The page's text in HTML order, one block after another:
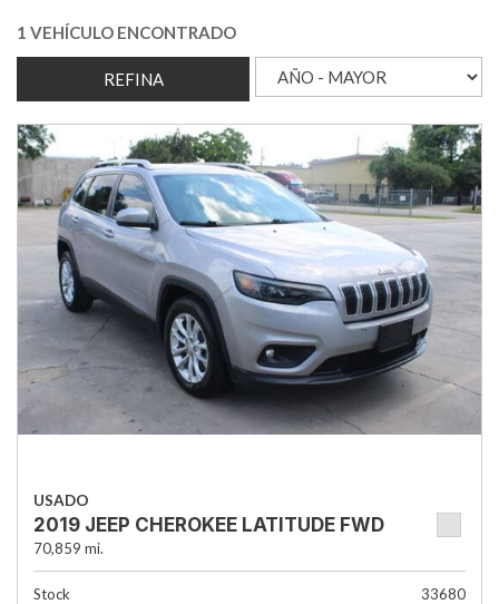
1 VEHÍCULO ENCONTRADO
REFINA
USADO
2019 JEEP CHEROKEE LATITUDE FWD
70,859 mi.
Stock
33680